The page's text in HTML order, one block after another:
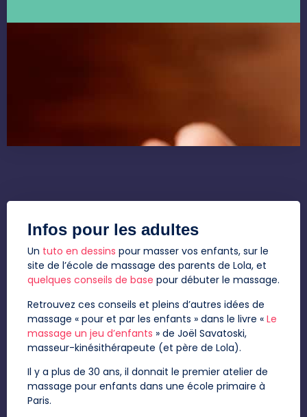
Infos pour les adultes
Un tuto en dessins pour masser vos enfants, sur le
site de l’école de massage des parents de Lola, et
quelques conseils de base pour débuter le massage.
Retrouvez ces conseils et pleins d’autres idées de
massage « pour et par les enfants » dans le livre « Le
massage un jeu d’enfants » de Joël Savatoski,
masseur-kinésithérapeute (et père de Lola).
Il y a plus de 30 ans, il donnait le premier atelier de
massage pour enfants dans une école primaire à
Paris.